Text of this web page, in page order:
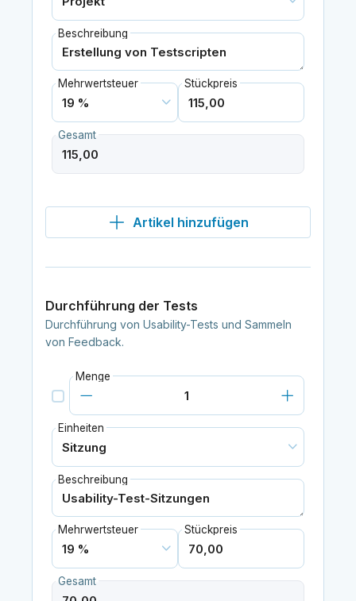
Beschreibung
Mehrwertsteuer Stückpreis
Gesamt
Artikel hinzufügen
Durchführung der Tests
Durchführung von Usability-Tests und Sammeln
von Feedback.
Menge
Einheiten
Beschreibung
Mehrwertsteuer Stückpreis
Gesamt